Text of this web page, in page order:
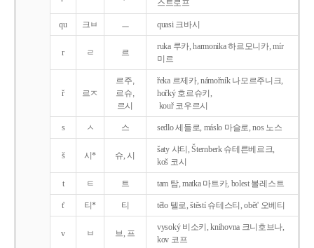
스트로프
qu 크ㅂ ㅡ quasi 크바시
r ㄹ 르
ruka 루카, harmonika 하르모니카, mír
미르
ř 르ㅈ
르주,
르슈,
르시
řeka 르제카, námořník 나모르주니크,
hořký 호르슈키,
kouř 코우르시
s ㅅ 스 sedlo 세들로, máslo 마슬로, nos 노스
š 시* 슈, 시
šaty 샤티, Šternberk 슈테른베르크,
koš 코시
t ㅌ 트 tam 탐, matka 마트카, bolest 볼레스트
t' 티* 티 tělo 텔로, štěstí 슈테스티, obět' 오베티
v ㅂ 브, 프
vysoký 비소키, knihovna 크니호브나,
kov 코프